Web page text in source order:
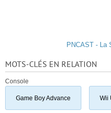
PNCAST - La
MOTS-CLÉS EN RELATION
Console
Game Boy Advance Wii